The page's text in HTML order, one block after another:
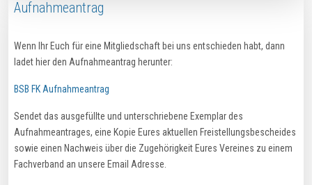
Aufnahmeantrag
Wenn Ihr Euch für eine Mitgliedschaft bei uns entschieden habt, dann
ladet hier den Aufnahmeantrag herunter:
BSB FK Aufnahmeantrag
Sendet das ausgefüllte und unterschriebene Exemplar des
Aufnahmeantrages, eine Kopie Eures aktuellen Freistellungsbescheides
sowie einen Nachweis über die Zugehörigkeit Eures Vereines zu einem
Fachverband an unsere Email Adresse.